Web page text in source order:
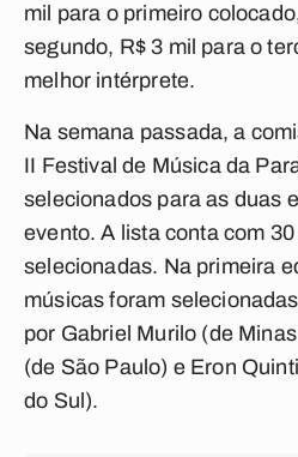
mil para o primeiro
segundo, R$ 3 mil para o
melhor intérprete.
Na semana passada, a
II Festival de Música da
selecionados para as duas
evento. A lista conta com
selecionadas. Na primeira
músicas foram
por Gabriel Murilo (de
(de São Paulo) e Eron
do Sul).